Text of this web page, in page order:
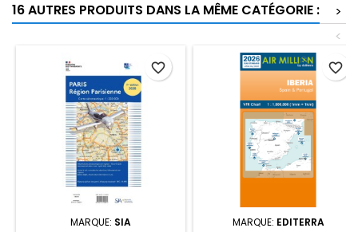
16 AUTRES PRODUITS DANS LA MÊME CATÉGORIE :
>
<
MARQUE: SIA
favorite_border
MARQUE: EDITERRA
favorite_border